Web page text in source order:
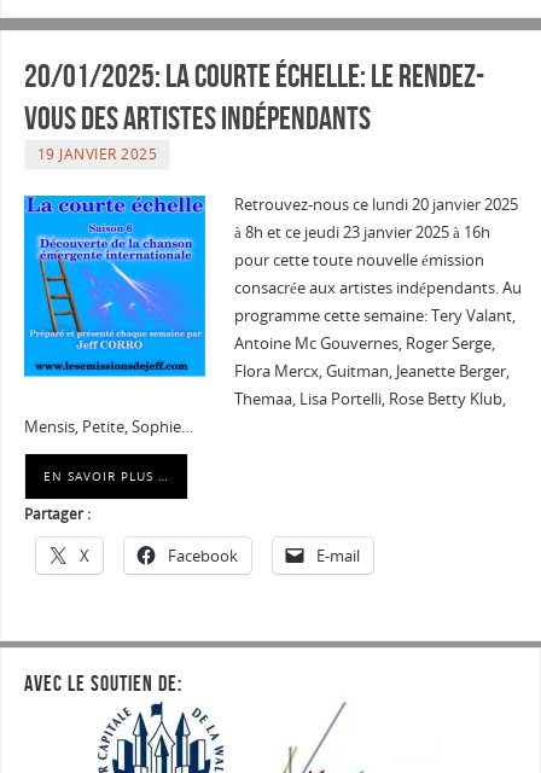
20/01/2025: La courte échelle: Le rendez-
vous des artistes indépendants
19 JANVIER 2025
Retrouvez-nous ce lundi 20 janvier 2025
à 8h et ce jeudi 23 janvier 2025 à 16h
pour cette toute nouvelle émission
consacrée aux artistes indépendants. Au
programme cette semaine: Tery Valant,
Antoine Mc Gouvernes, Roger Serge,
Flora Mercx, Guitman, Jeanette Berger,
Themaa, Lisa Portelli, Rose Betty Klub,
Mensis, Petite, Sophie…
EN SAVOIR PLUS …
Partager :
X Facebook E-mail
AVEC LE SOUTIEN DE: